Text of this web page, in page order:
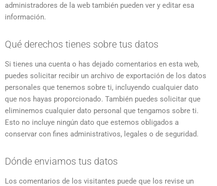
administradores de la web también pueden ver y editar esa
información.
Qué derechos tienes sobre tus datos
Si tienes una cuenta o has dejado comentarios en esta web,
puedes solicitar recibir un archivo de exportación de los datos
personales que tenemos sobre ti, incluyendo cualquier dato
que nos hayas proporcionado. También puedes solicitar que
eliminemos cualquier dato personal que tengamos sobre ti.
Esto no incluye ningún dato que estemos obligados a
conservar con fines administrativos, legales o de seguridad.
Dónde enviamos tus datos
Los comentarios de los visitantes puede que los revise un